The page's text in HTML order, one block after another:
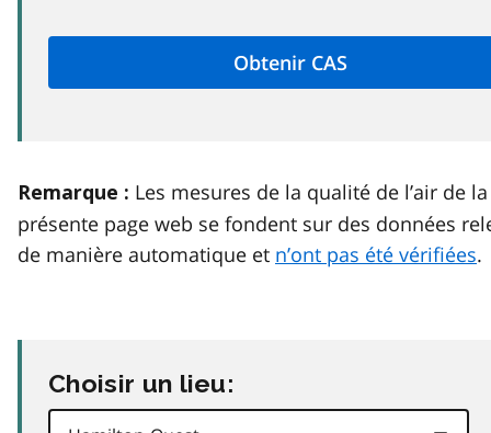
Remarque : Les mesures de la qualité de l’air de la
présente page web se fondent sur des données
de manière automatique et n’ont pas été vérifiées.
Choisir un lieu: